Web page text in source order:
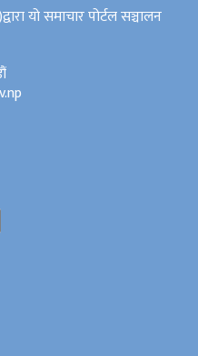
यो समाचार पोर्टल सञ्चालन